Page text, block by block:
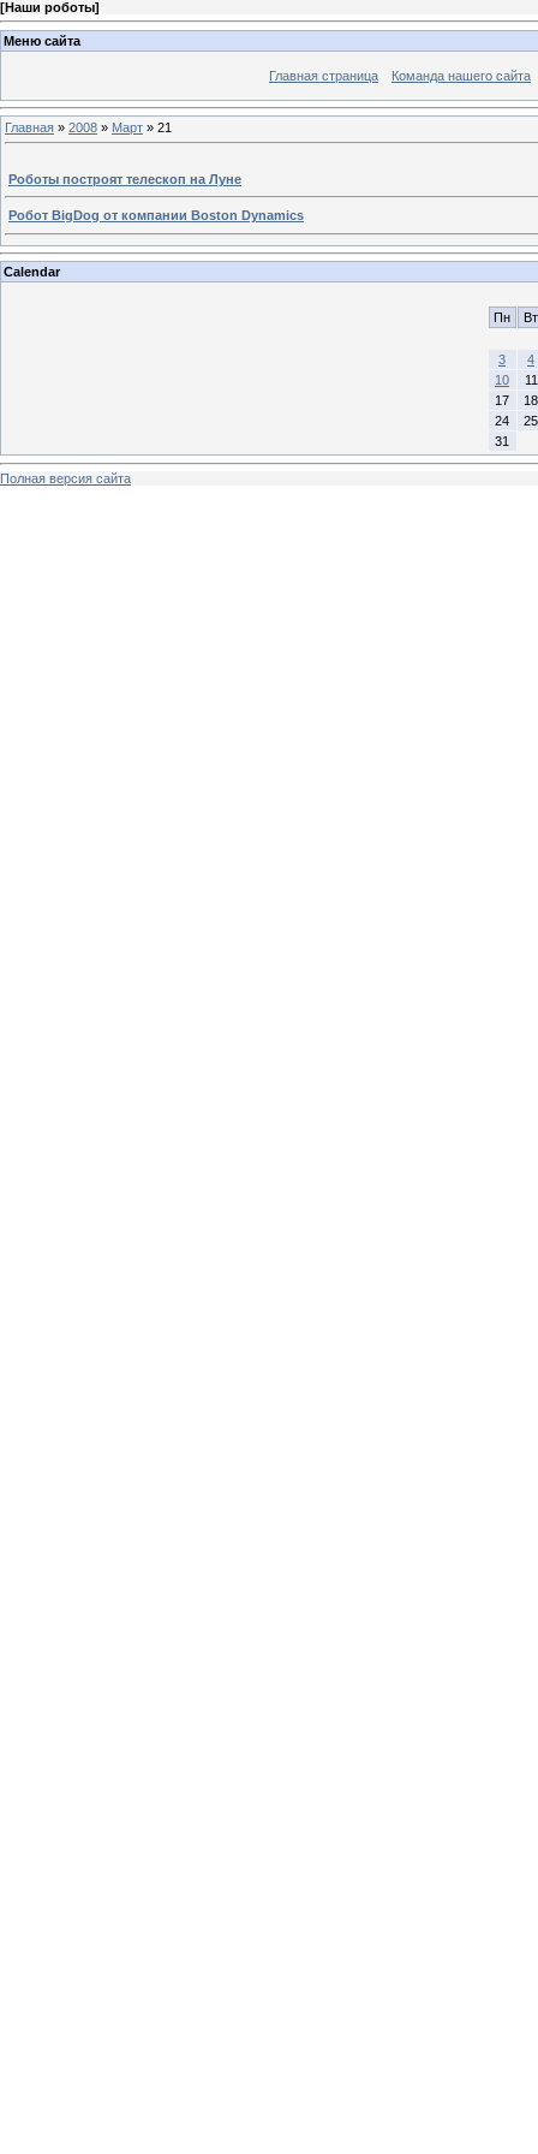
[Наши роботы]
Меню сайта
Главная страница Команда нашего сайта
Главная » 2008 » Март » 21
Роботы построят телескоп на Луне
Робот BigDog от компании Boston Dynamics
Calendar
Пн Вт
3
4
10
11
17
18
24
25
31
Полная версия сайта